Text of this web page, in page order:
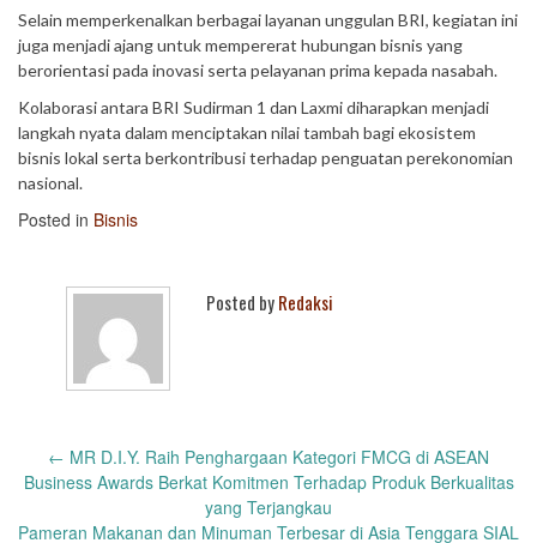
Selain memperkenalkan berbagai layanan unggulan BRI, kegiatan ini
juga menjadi ajang untuk mempererat hubungan bisnis yang
berorientasi pada inovasi serta pelayanan prima kepada nasabah.
Kolaborasi antara BRI Sudirman 1 dan Laxmi diharapkan menjadi
langkah nyata dalam menciptakan nilai tambah bagi ekosistem
bisnis lokal serta berkontribusi terhadap penguatan perekonomian
nasional.
Posted in Bisnis
Posted byRedaksi
Post
navigation
← MR D.I.Y. Raih Penghargaan Kategori FMCG di ASEAN
Business Awards Berkat Komitmen Terhadap Produk Berkualitas
yang Terjangkau
Pameran Makanan dan Minuman Terbesar di Asia Tenggara SIAL